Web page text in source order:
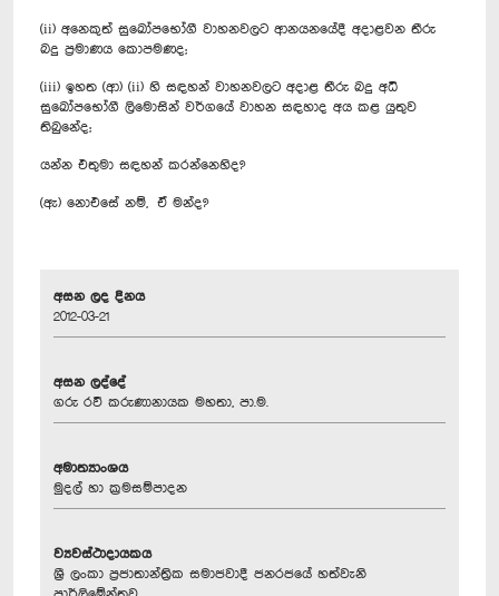
(ii) අනෙකුත් සුඛෝපභෝගී වාහනවලට ආනයනයේදී අදාළවන තීරු
බදු ප්‍රමාණය කොපමණද;
(iii) ඉහත (ආ) (ii) හි සඳහන් වාහනවලට අදාළ තීරු බදු අධි
සුඛෝපභෝගී ලිමොසින් වර්ගයේ වාහන සඳහාද අය කළ යුතුව
තිබුනේද;
යන්න එතුමා සඳහන් කරන්නෙහිද?
(ඇ) නොඑසේ නම්, ඒ මන්ද?
අසන ලද දිනය
2012-03-21
අසන ලද්දේ
ගරු රවී කරුණානායක මහතා, පා.ම.
අමාත්‍යාංශය
මුදල් හා ක්‍රමසම්පාදන
ව්‍යවස්ථාදායකය
ශ්‍රී ලංකා ප්‍රජාතාන්ත්‍රික සමාජවාදී ජනරජයේ හත්වැනි